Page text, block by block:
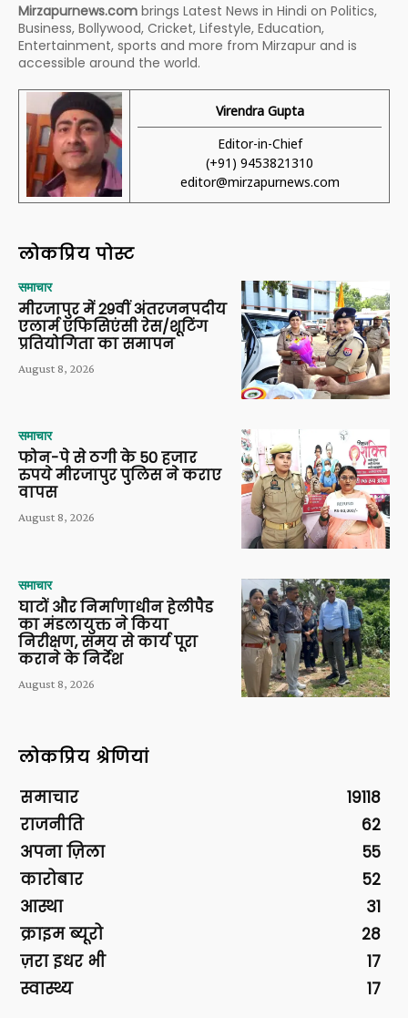
Mirzapurnews.com brings Latest News in Hindi on Politics,
Business, Bollywood, Cricket, Lifestyle, Education,
Entertainment, sports and more from Mirzapur and is
accessible around the world.
Virendra Gupta
Editor-in-Chief
(+91) 9453821310
editor@mirzapurnews.com
लोकप्रिय पोस्ट
समाचार
मीरजापुर में 29वीं अंतरजनपदीय
एलार्म एफिसिएंसी रेस/शूटिंग
प्रतियोगिता का समापन
August 8, 2026
समाचार
फोन-पे से ठगी के 50 हजार
रुपये मीरजापुर पुलिस ने कराए
वापस
August 8, 2026
समाचार
घाटों और निर्माणाधीन हेलीपैड
का मंडलायुक्त ने किया
निरीक्षण, समय से कार्य पूरा
कराने के निर्देश
August 8, 2026
लोकप्रिय श्रेणियां
समाचार
19118
राजनीति
62
अपना ज़िला
55
कारोबार
52
आस्था
31
क्राइम ब्यूरो
28
ज़रा इधर भी
17
स्वास्थ्य
17